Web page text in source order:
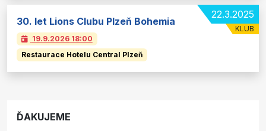
22.3.2025
KLUB
30. let Lions Clubu Plzeň Bohemia
19.9.2026 18:00
Restaurace Hotelu Central Plzeň
ĎAKUJEME